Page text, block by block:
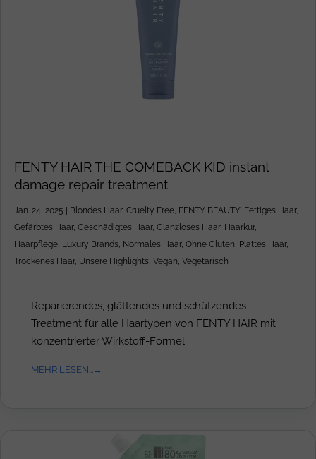
FENTY HAIR THE COMEBACK KID instant
damage repair treatment
Jan. 24, 2025 Blondes Haar, Cruelty Free, FENTY BEAUTY, Fettiges Haar,
Gefärbtes Haar, Geschädigtes Haar, Glanzloses Haar, Haarkur,
Haarpflege, Luxury Brands, Normales Haar, Ohne Gluten, Plattes Haar,
Trockenes Haar, Unsere Highlights, Vegan, Vegetarisch
Reparierendes, glättendes und schützendes
Treatment für alle Haartypen von FENTY HAIR mit
konzentrierter Wirkstoff-Formel.
MEHR LESEN...